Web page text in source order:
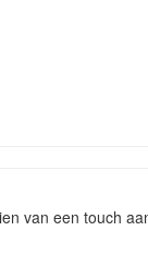
van een touch